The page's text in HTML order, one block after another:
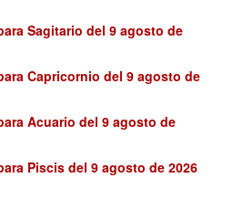
Sagitario del 9 agosto de
Capricornio del 9 agosto de
Acuario del 9 agosto de
Piscis del 9 agosto de 2026